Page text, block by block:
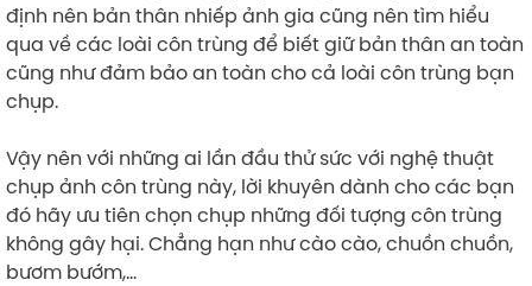
định nên bản thân nhiếp ảnh gia cũng nên tìm hiểu
qua về các loài côn trùng để biết giữ bản thân an toàn
cũng như đảm bảo an toàn cho cả loài côn trùng bạn
chụp.
Vậy nên với những ai lần đầu thử sức với nghệ thuật
chụp ảnh côn trùng này, lời khuyên dành cho các bạn
đó hãy ưu tiên chọn chụp những đối tượng côn trùng
không gây hại. Chẳng hạn như cào cào, chuồn chuồn,
bươm bướm,…